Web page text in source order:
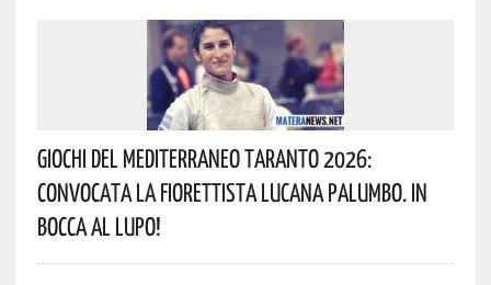
Giochi Del Mediterraneo Taranto 2026:
Convocata La Fiorettista Lucana Palumbo. In
Bocca Al Lupo!